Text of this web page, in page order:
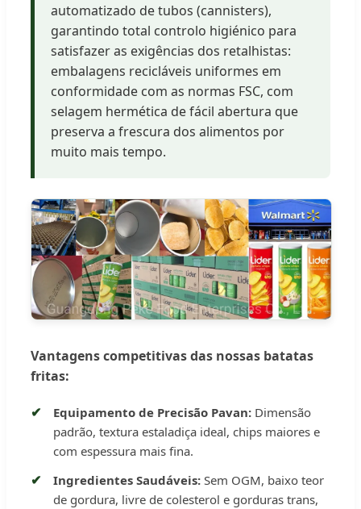
automatizado de tubos (cannisters),
garantindo total controlo higiénico para
satisfazer as exigências dos retalhistas:
embalagens recicláveis uniformes em
conformidade com as normas FSC, com
selagem hermética de fácil abertura que
preserva a frescura dos alimentos por
muito mais tempo.
Vantagens competitivas das nossas batatas
fritas:
Equipamento de Precisão Pavan: Dimensão
padrão, textura estaladiça ideal, chips maiores e
com espessura mais fina.
Ingredientes Saudáveis: Sem OGM, baixo teor
de gordura, livre de colesterol e gorduras trans,